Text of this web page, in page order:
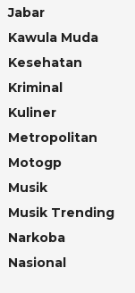
Jabar
Kawula Muda
Kesehatan
Kriminal
Kuliner
Metropolitan
Motogp
Musik
Musik Trending
Narkoba
Nasional